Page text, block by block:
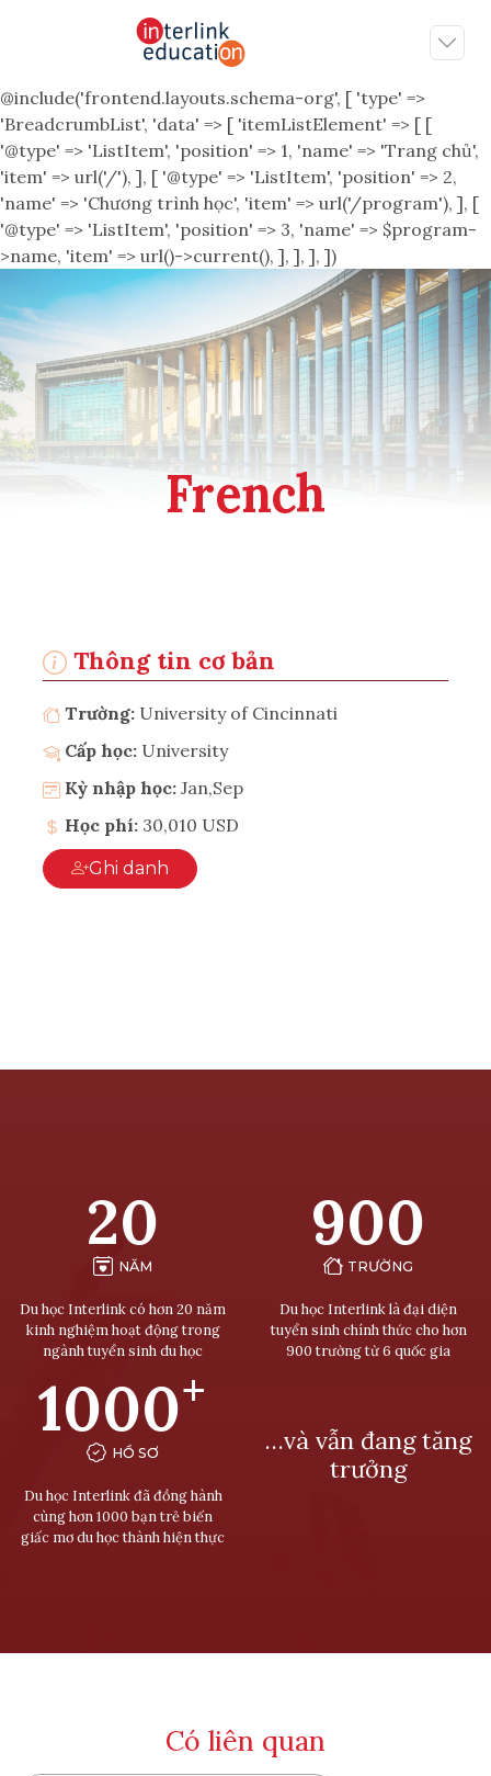
@include('frontend.layouts.schema-org', [ 'type' =>
'BreadcrumbList', 'data' => [ 'itemListElement' => [ [
'@type' => 'ListItem', 'position' => 1, 'name' => 'Trang chủ',
'item' => url('/'), ], [ '@type' => 'ListItem', 'position' => 2,
'name' => 'Chương trình học', 'item' => url('/program'), ], [
'@type' => 'ListItem', 'position' => 3, 'name' => $program-
>name, 'item' => url()->current(), ], ], ], ])
French
Thông tin cơ bản
Trường: University of Cincinnati
Cấp học: University
Kỳ nhập học: Jan,Sep
Học phí: 30,010 USD
Ghi danh
20
NĂM
Du học Interlink có hơn 20 năm
kinh nghiệm hoạt động trong
ngành tuyển sinh du học
900
TRƯỜNG
Du học Interlink là đại diện
tuyển sinh chính thức cho hơn
900 trường từ 6 quốc gia
1000+
HỒ SƠ
Du học Interlink đã đồng hành
cùng hơn 1000 bạn trẻ biến
giấc mơ du học thành hiện thực
…và vẫn đang tăng
trưởng
Có liên quan